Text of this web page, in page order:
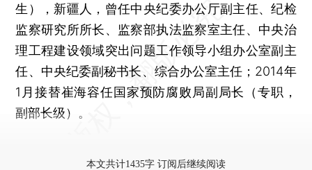
生），新疆人，曾任中央纪委办公厅副主任、纪检
监察研究所所长、监察部执法监察室主任、中央治
理工程建设领域突出问题工作领导小组办公室副主
任、中央纪委副秘书长、综合办公室主任；2014年
1月接替崔海容任国家预防腐败局副局长（专职，
副部长级）。
本文共计1435字 订阅后继续阅读